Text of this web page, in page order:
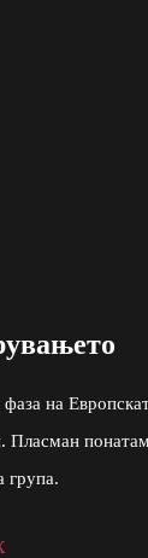
на
Пласман
група.